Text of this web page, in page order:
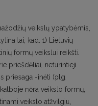
veikslų ypatybėmis,
tai, kad: 1) Lietuvių
formų veikslui reikšti.
priešdėliai, neturintieji
priesaga -inėti (plg.
nėra veikslo formų,
veikslo atžvilgiu,